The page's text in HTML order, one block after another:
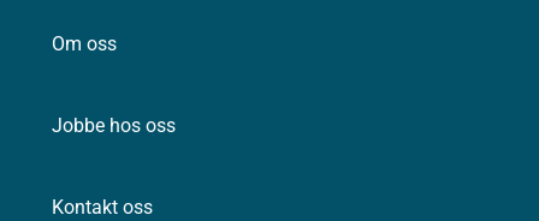
Om oss
Jobbe hos oss
Kontakt oss